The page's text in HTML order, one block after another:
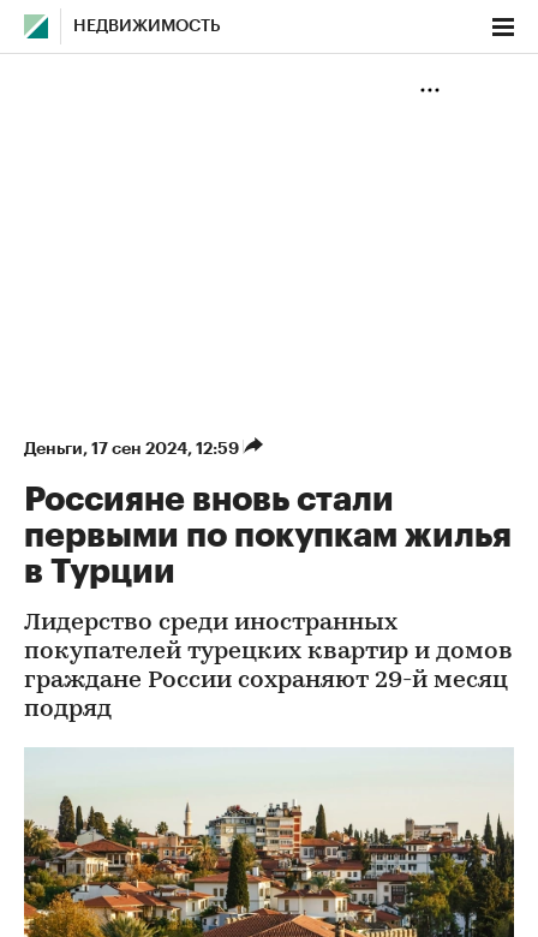
НЕДВИЖИМОСТЬ
Деньги⁠, 17 сен 2024, 12:59
Россияне вновь стали
первыми по покупкам жилья
в Турции
Лидерство среди иностранных
покупателей турецких квартир и домов
граждане России сохраняют 29-й месяц
подряд